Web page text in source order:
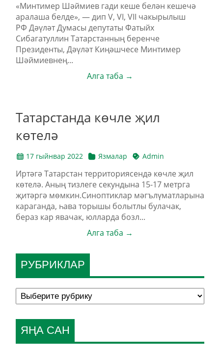
«Минтимер Шәймиев гади кеше белән кешечә
аралаша белде», — дип V, VI, VII чакырылыш
РФ Дәүләт Думасы депутаты Фатыйх
Сибагатуллин Татарстанның беренче
Президенты, Дәүләт Киңәшчесе Минтимер
Шәймиевнең...
Алга таба →
Татарстанда көчле җил
көтелә
17 гыйнвар 2022 Язмалар Admin
Иртәгә Татарстан территориясендә көчле җил
көтелә. Аның тизлеге секундына 15-17 метрга
җитәргә мөмкин.Синоптиклар мәгълүматларына
караганда, һава торышы болытлы булачак,
бераз кар явачак, юлларда бозл...
Алга таба →
РУБРИКЛАР
ЯҢА САН